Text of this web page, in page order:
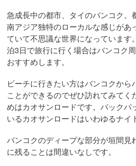
急成長中の都市、タイのバンコク。
南アジア独特のローカルな感じがあ
ていて不思議な世界になっています
泊3日で旅行に行く場合はバンコク
おすすめします。
ビーチに行きたい方はバンコクから
ことができるのでぜひ訪れてみてく
めはカオサンロードです。バックパ
いるカオサンロードはいわゆるナイ
バンコクのディープな部分が垣間見
に残ることは間違いなしです。